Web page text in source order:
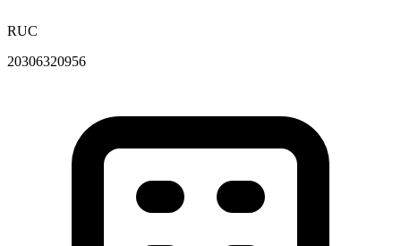
RUC
20306320956